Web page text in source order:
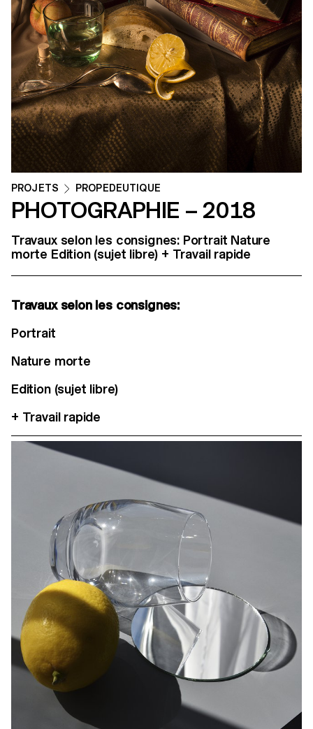
PROJETS PROPEDEUTIQUE
PHOTOGRAPHIE – 2018
Travaux selon les consignes: Portrait Nature
morte Edition (sujet libre) + Travail rapide
Travaux selon les consignes:
Portrait
Nature morte
Edition (sujet libre)
+ Travail rapide